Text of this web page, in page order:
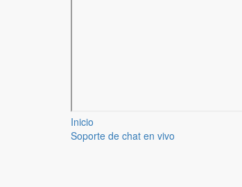
Inicio
Soporte de chat en vivo